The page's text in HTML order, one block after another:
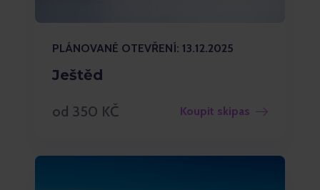
PLÁNOVANÉ OTEVŘENÍ: 13.12.2025
Ještěd
od 350 KČ Koupit skipas